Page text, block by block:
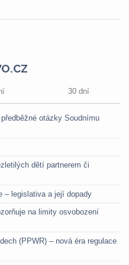
30 dní
otázky Soudnímu
dětí partnerem či
– legislativa a její dopady
na limity osvobození
(PPWR) – nová éra regulace